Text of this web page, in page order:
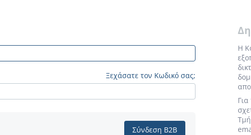
Ξεχάσατε τον Κωδικό σας;
Σύνδεση B2B
Η